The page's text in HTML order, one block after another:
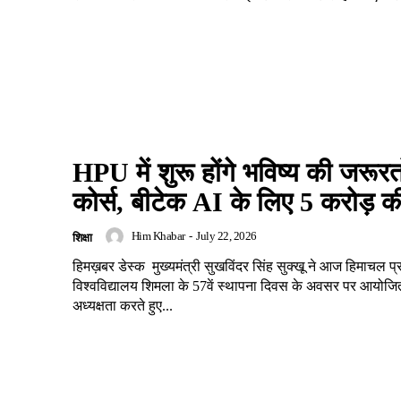
HPU में शुरू होंगे भविष्य की
कोर्स, बीटेक AI के लिए 5 करोड़
शिक्षा Him Khabar - July 22, 2026
हिमख़बर डेस्क मुख्यमंत्री सुखविंदर सिंह सुक्खू ने आज हिमाचल
विश्वविद्यालय शिमला के 57वें स्थापना दिवस के अवसर पर
अध्यक्षता करते हुए...